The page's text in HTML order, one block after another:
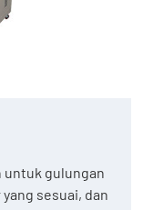
untuk gulungan
sesuai, dan